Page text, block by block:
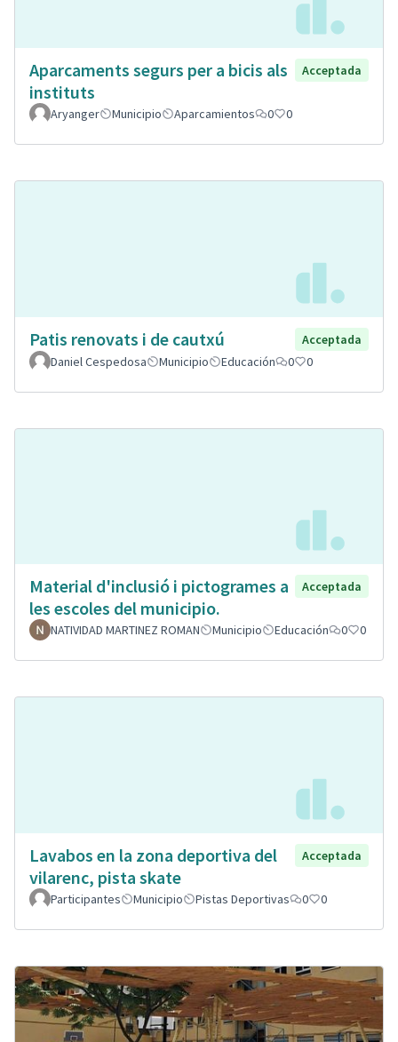
Aparcaments segurs per a bicis als
instituts
Acceptada
Aryanger Municipio Aparcamientos 0 0
Patis renovats i de cautxú
Acceptada
Daniel Cespedosa
Municipio Educación 0 0
Material d'inclusió i pictogrames a
les escoles del municipio.
Acceptada
NATIVIDAD MARTINEZ ROMAN Municipio Educación 0 0
Lavabos en la zona deportiva del
vilarenc, pista skate
Acceptada
Participantes Municipio Pistas Deportivas 0 0